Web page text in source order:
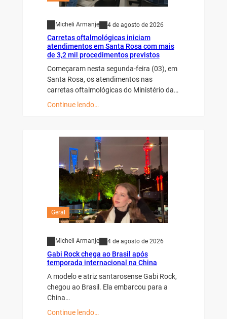
Micheli Armanje 4 de agosto de 2026
Carretas oftalmológicas iniciam
atendimentos em Santa Rosa com mais
de 3,2 mil procedimentos previstos
Começaram nesta segunda-feira (03), em
Santa Rosa, os atendimentos nas
carretas oftalmológicas do Ministério da…
Continue lendo…
Geral
Micheli Armanje 4 de agosto de 2026
Gabi Rock chega ao Brasil após
temporada internacional na China
A modelo e atriz santarosense Gabi Rock,
chegou ao Brasil. Ela embarcou para a
China…
Continue lendo…